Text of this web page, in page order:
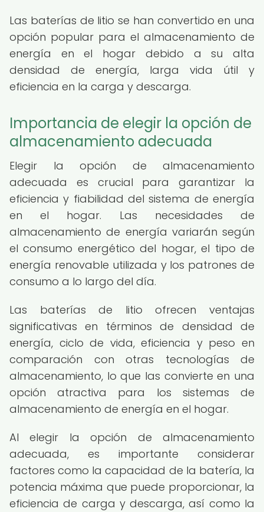
Las baterías de litio se han convertido en una
opción popular para el almacenamiento de
energía en el hogar debido a su alta
densidad de energía, larga vida útil y
eficiencia en la carga y descarga.
Importancia de elegir la opción de
almacenamiento adecuada
Elegir la opción de almacenamiento
adecuada es crucial para garantizar la
eficiencia y fiabilidad del sistema de energía
en el hogar. Las necesidades de
almacenamiento de energía variarán según
el consumo energético del hogar, el tipo de
energía renovable utilizada y los patrones de
consumo a lo largo del día.
Las baterías de litio ofrecen ventajas
significativas en términos de densidad de
energía, ciclo de vida, eficiencia y peso en
comparación con otras tecnologías de
almacenamiento, lo que las convierte en una
opción atractiva para los sistemas de
almacenamiento de energía en el hogar.
Al elegir la opción de almacenamiento
adecuada, es importante considerar
factores como la capacidad de la batería, la
potencia máxima que puede proporcionar, la
eficiencia de carga y descarga, así como la